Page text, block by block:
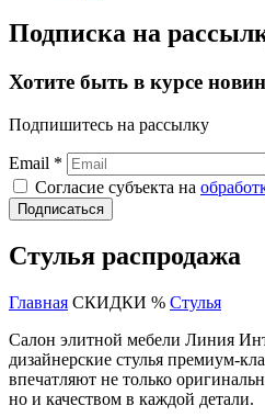
Подписка на
Хотите быть в курсе
Подпишитесь на рассылку
Email *
Согласие субъекта на
Подписаться
Стулья распродажа
Главная СКИДКИ % Стулья
Салон элитной мебели Линия
дизайнерские стулья премиум-
впечатляют не только
но и качеством в каждой детали.